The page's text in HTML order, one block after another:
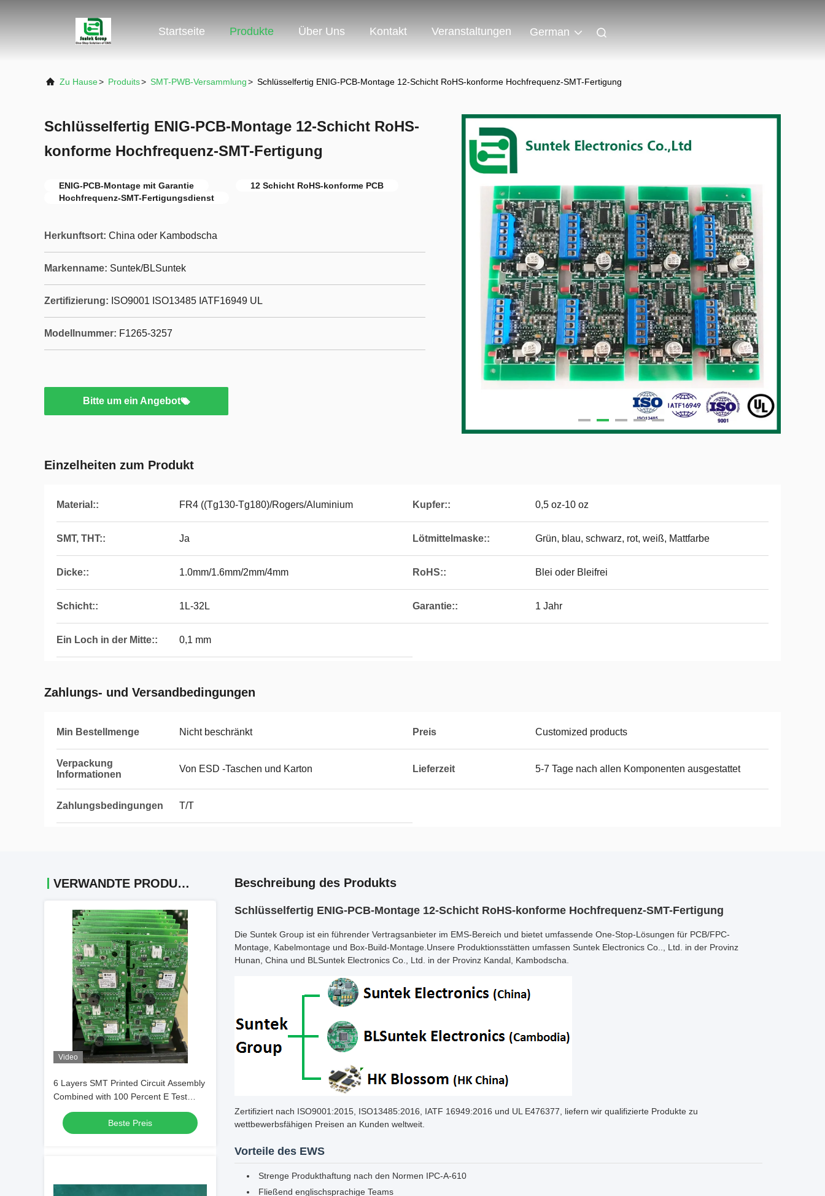
Startseite Produkte Über Uns Kontakt Veranstaltungen German
Zu Hause> Produits> SMT-PWB-Versammlung> Schlüsselfertig ENIG-PCB-Montage 12-Schicht RoHS-konforme Hochfrequenz-SMT-Fertigung
Schlüsselfertig ENIG-PCB-Montage 12-Schicht RoHS-
konforme Hochfrequenz-SMT-Fertigung
ENIG-PCB-Montage mit Garantie
12 Schicht RoHS-konforme PCB
Hochfrequenz-SMT-Fertigungsdienst
Herkunftsort: China oder Kambodscha
Markenname: Suntek/BLSuntek
Zertifizierung: ISO9001 ISO13485 IATF16949 UL
Modellnummer: F1265-3257
Bitte um ein Angebot
Einzelheiten zum Produkt
Material:: FR4 ((Tg130-Tg180)/Rogers/Aluminium Kupfer:: 0,5 oz-10 oz
SMT, THT:: Ja Lötmittelmaske:: Grün, blau, schwarz, rot, weiß, Mattfarbe
Dicke:: 1.0mm/1.6mm/2mm/4mm RoHS:: Blei oder Bleifrei
Schicht:: 1L-32L Garantie:: 1 Jahr
Ein Loch in der Mitte:: 0,1 mm
Zahlungs- und Versandbedingungen
Min Bestellmenge Nicht beschränkt Preis Customized products
Verpackung
Informationen
Von ESD -Taschen und Karton Lieferzeit 5-7 Tage nach allen Komponenten ausgestattet
Zahlungsbedingungen T/T
VERWANDTE PRODUKTE
Video
6 Layers SMT Printed Circuit Assembly
Combined with 100 Percent E Test
Delivering and Electronic
Manufacturing Results
Beste Preis
Beschreibung des Produkts
Schlüsselfertig ENIG-PCB-Montage 12-Schicht RoHS-konforme Hochfrequenz-SMT-Fertigung
Die Suntek Group ist ein führender Vertragsanbieter im EMS-Bereich und bietet umfassende One-Stop-Lösungen für PCB/FPC-
Montage, Kabelmontage und Box-Build-Montage.Unsere Produktionsstätten umfassen Suntek Electronics Co.., Ltd. in der Provinz
Hunan, China und BLSuntek Electronics Co., Ltd. in der Provinz Kandal, Kambodscha.
Zertifiziert nach ISO9001:2015, ISO13485:2016, IATF 16949:2016 und UL E476377, liefern wir qualifizierte Produkte zu
wettbewerbsfähigen Preisen an Kunden weltweit.
Vorteile des EWS
Strenge Produkthaftung nach den Normen IPC-A-610
Fließend englischsprachige Teams